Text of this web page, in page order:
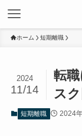
ホーム 短期離職
転
ス
2024
11/14
短期離職 2024